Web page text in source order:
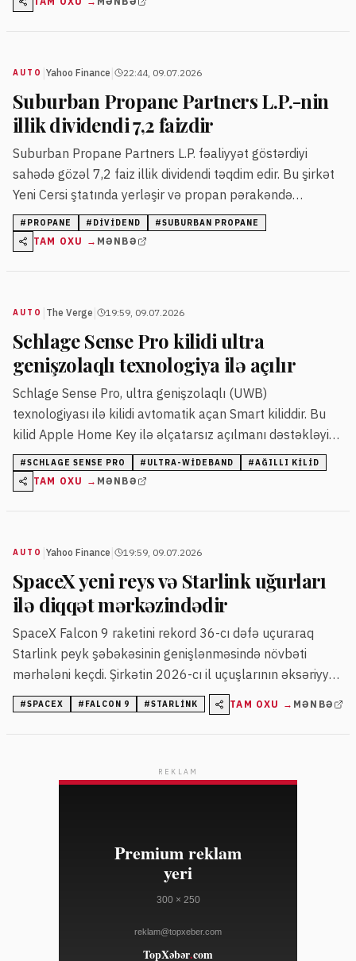
AUTO Yahoo Finance 22:44, 09.07.2026
Suburban Propane Partners L.P.-nin
illik dividendi 7,2 faizdir
Suburban Propane Partners L.P. fəaliyyət göstərdiyi
sahədə gözəl 7,2 faiz illik dividendi təqdim edir. Bu şirkət
Yeni Cersi ştatında yerləşir və propan pərakəndə
satışında uzunmüddətli təcrübəyə malikdir.
# PROPANE # DIVIDEND #SUBURBAN PROPANE
TAM OXU → MƏNBƏ
AUTO The Verge 19:59, 09.07.2026
Schlage Sense Pro kilidi ultra
genişzolaqlı texnologiya ilə açılır
Schlage Sense Pro, ultra genişzolaqlı (UWB)
texnologiyası ilə kilidi avtomatik açan Smart kiliddir. Bu
kilid Apple Home Key ilə əlçatarsız açılmanı dəstəkləyir
və fiziki açarı tamamilə aradan qaldırır.
#SCHLAGE SENSE PRO # ULTRA-WIDEBAND #AĞILLI KILID
TAM OXU → MƏNBƏ
AUTO Yahoo Finance 19:59, 09.07.2026
SpaceX yeni reys və Starlink uğurları
ilə diqqət mərkəzindədir
SpaceX Falcon 9 raketini rekord 36-cı dəfə uçuraraq
Starlink peyk şəbəkəsinin genişlənməsində növbəti
mərhələni keçdi. Şirkətin 2026-cı il uçuşlarının əksəriyyəti
Starlink peyklərinin yerləşdirilməsinə yönəlib.
#SPACEX # FALCON 9 #STARLINK TAM OXU → MƏNBƏ
REKLAM